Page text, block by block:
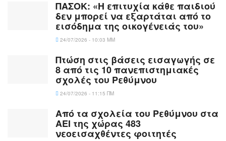
ΠΑΣΟΚ: «Η επιτυχία κάθε παιδιού
δεν μπορεί να εξαρτάται από το
εισόδημα της οικογένειάς του»
24/07/2026 - 10:03 ΜΜ
Πτώση στις βάσεις εισαγωγής σε
8 από τις 10 πανεπιστημιακές
σχολές του Ρεθύμνου
24/07/2026 - 11:15 ΠΜ
Από τα σχολεία του Ρεθύμνου στα
ΑΕΙ της χώρας 483
νεοεισαχθέντες φοιτητές